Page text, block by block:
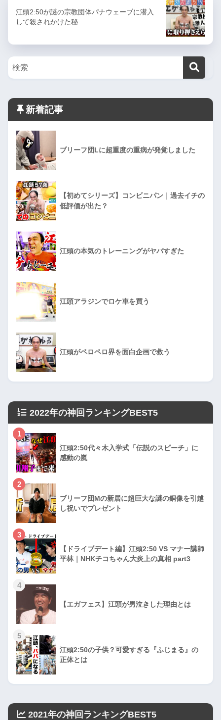
江頭2:50が謎の宗教団体パナウェーブに潜入
して殺されかけた秘…
新着記事
ブリーフ団Lに超重度の重病が発覚しました
【初めてシリーズ】コンビニパン｜過去イチの
低評価が出た？
江頭の本気のトレーニングがヤバすぎた
江頭アラジンでロケ車を買う
江頭がペロペロ界を面白企画で救う
2022年の神回ランキングBEST5
1
江頭2:50代々木入学式「伝説のスピーチ」に
感動の嵐
2
ブリーフ団Mの新居に超巨大な謎の銅像を引越
し祝いでプレゼント
3
【ドライブデート編】江頭2:50 VS マナー講師
平林｜NHKチコちゃん大炎上の真相 part3
4
【エガフェス】江頭が男泣きした理由とは
5
江頭2:50の子供？可愛すぎる『ふじまる』の
正体とは
2021年の神回ランキングBEST5